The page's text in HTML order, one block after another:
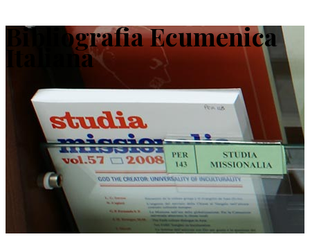
Bibliografia Ecumenica
Italiana